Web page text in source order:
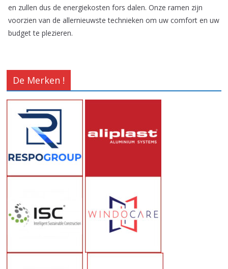
en zullen dus de energiekosten fors dalen. Onze ramen zijn
voorzien van de allernieuwste technieken om uw comfort en uw
budget te plezieren.
De Merken !